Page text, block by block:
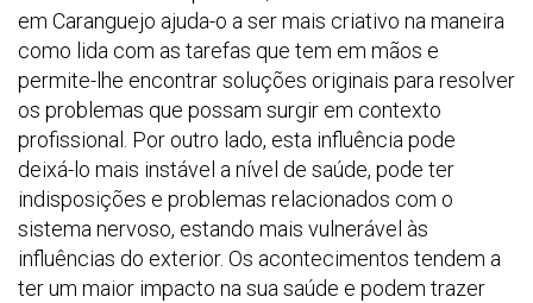
em Caranguejo ajuda-o a ser mais criativo na maneira
como lida com as tarefas que tem em mãos e
permite-lhe encontrar soluções originais para resolver
os problemas que possam surgir em contexto
profissional. Por outro lado, esta influência pode
deixá-lo mais instável a nível de saúde, pode ter
indisposições e problemas relacionados com o
sistema nervoso, estando mais vulnerável às
influências do exterior. Os acontecimentos tendem a
ter um maior impacto na sua saúde e podem trazer